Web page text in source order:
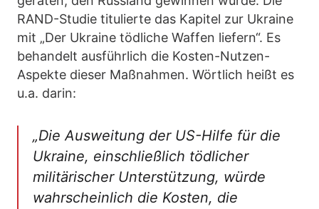
RAND-Studie titulierte das Kapitel zur Ukraine
mit „Der Ukraine tödliche Waffen liefern“. Es
behandelt ausführlich die Kosten-Nutzen-
Aspekte dieser Maßnahmen. Wörtlich heißt es
u.a. darin:
„Die Ausweitung der US-Hilfe für die
Ukraine, einschließlich tödlicher
militärischer Unterstützung, würde
wahrscheinlich die Kosten, die